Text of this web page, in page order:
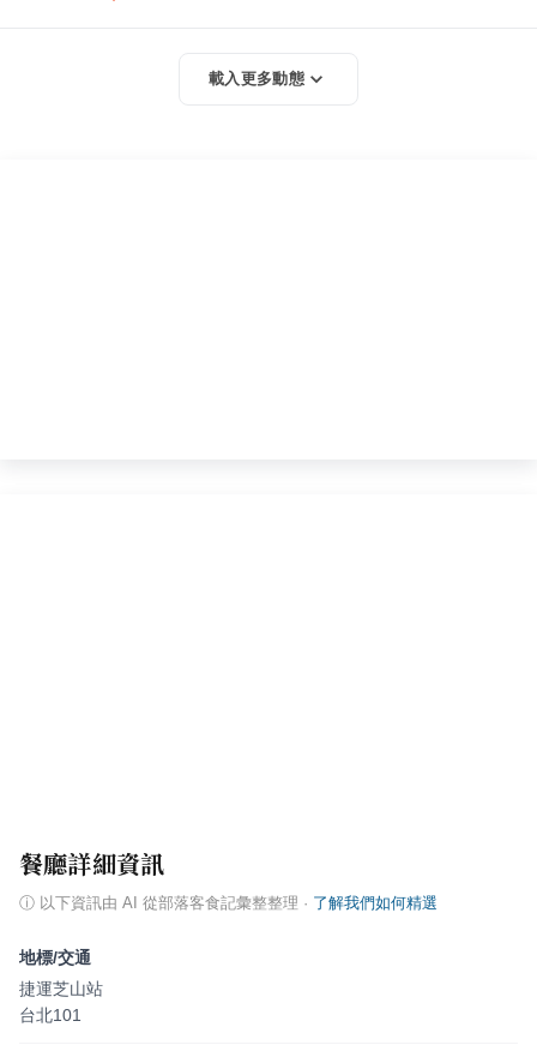
載入更多動態
餐廳詳細資訊
ⓘ 以下資訊由 AI 從部落客食記彙整整理 · 了解我們如何精選
地標/交通
捷運芝山站
台北101